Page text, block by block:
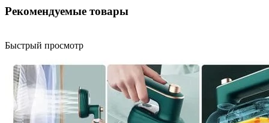
Рекомендуемые товары
Быстрый просмотр